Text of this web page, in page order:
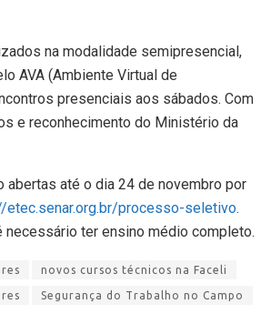
na modalidade semipresencial,
AVA (Ambiente Virtual de
presenciais aos sábados. Com
e reconhecimento do Ministério da
até o dia 24 de novembro por
etec.senar.org.br/processo-seletivo.
necessário ter ensino médio completo.
novos cursos técnicos na Faceli
Segurança do Trabalho no Campo